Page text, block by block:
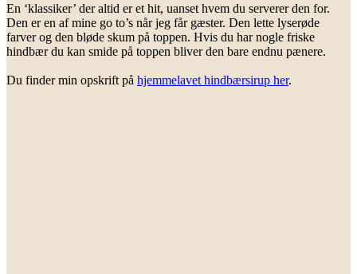
En ‘klassiker’ der altid er et hit, uanset hvem du serverer den for.
Den er en af mine go to’s når jeg får gæster. Den lette lyserøde
farver og den bløde skum på toppen. Hvis du har nogle friske
hindbær du kan smide på toppen bliver den bare endnu pænere.
Du finder min opskrift på hjemmelavet hindbærsirup her.